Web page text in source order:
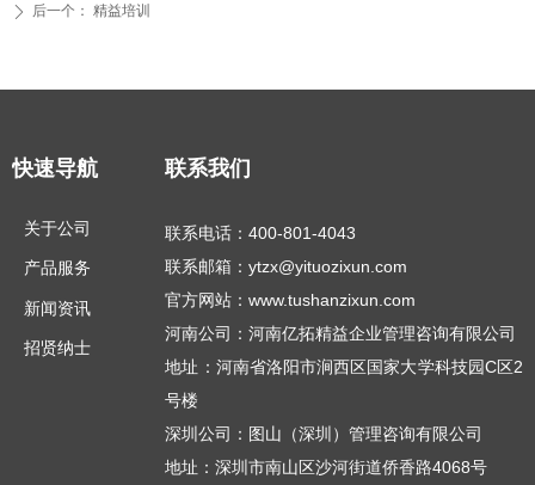
ꄲ 后一个： 精益培训
快速导航
关于公司
产品服务
新闻资讯
招贤纳士
联系我们
联系电话：400-801-4043
联系邮箱：ytzx@yituozixun.com
官方网站：www.tushanzixun.com
河南公司：河南亿拓精益企业管理咨询有限公司
地址：河南省洛阳市涧西区国家大学科技园C区2
号楼
深圳公司：图山（深圳）管理咨询有限公司
地址：深圳市南山区沙河街道侨香路4068号